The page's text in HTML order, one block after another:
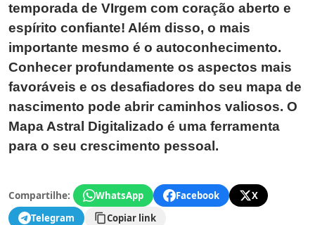
temporada de VIrgem com coração aberto e
espírito confiante! Além disso, o mais
importante mesmo é o autoconhecimento.
Conhecer profundamente os aspectos mais
favoráveis e os desafiadores do seu mapa de
nascimento pode abrir caminhos valiosos. O
Mapa Astral Digitalizado é uma ferramenta
para o seu crescimento pessoal.
Compartilhe: WhatsApp Facebook
X
Telegram
Copiar link